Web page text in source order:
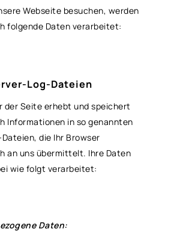
Webseite besuchen, werden
folgende Daten verarbeitet:
Log-Dateien
der Seite erhebt und speichert
Informationen in so genannten
die Ihr Browser
an uns übermittelt. Ihre Daten
wie folgt verarbeitet:
Daten: